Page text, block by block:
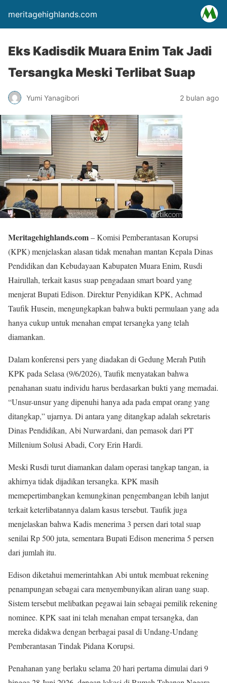
meritagehighlands.com
Eks Kadisdik Muara Enim Tak Jadi
Tersangka Meski Terlibat Suap
Yumi Yanagibori 2 bulan ago
Meritagehighlands.com– Komisi Pemberantasan Korupsi
(KPK) menjelaskan alasan tidak menahan mantan Kepala Dinas
Pendidikan dan Kebudayaan Kabupaten Muara Enim, Rusdi
Hairullah, terkait kasus suap pengadaan smart board yang
menjerat Bupati Edison. Direktur Penyidikan KPK, Achmad
Taufik Husein, mengungkapkan bahwa bukti permulaan yang ada
hanya cukup untuk menahan empat tersangka yang telah
diamankan.
Dalam konferensi pers yang diadakan di Gedung Merah Putih
KPK pada Selasa (9/6/2026), Taufik menyatakan bahwa
penahanan suatu individu harus berdasarkan bukti yang memadai.
“Unsur-unsur yang dipenuhi hanya ada pada empat orang yang
ditangkap,” ujarnya. Di antara yang ditangkap adalah sekretaris
Dinas Pendidikan, Abi Nurwardani, dan pemasok dari PT
Millenium Solusi Abadi, Cory Erin Hardi.
Meski Rusdi turut diamankan dalam operasi tangkap tangan, ia
akhirnya tidak dijadikan tersangka. KPK masih
memepertimbangkan kemungkinan pengembangan lebih lanjut
terkait keterlibatannya dalam kasus tersebut. Taufik juga
menjelaskan bahwa Kadis menerima 3 persen dari total suap
senilai Rp 500 juta, sementara Bupati Edison menerima 5 persen
dari jumlah itu.
Edison diketahui memerintahkan Abi untuk membuat rekening
penampungan sebagai cara menyembunyikan aliran uang suap.
Sistem tersebut melibatkan pegawai lain sebagai pemilik rekening
nominee. KPK saat ini telah menahan empat tersangka, dan
mereka didakwa dengan berbagai pasal di Undang-Undang
Pemberantasan Tindak Pidana Korupsi.
Penahanan yang berlaku selama 20 hari pertama dimulai dari 9